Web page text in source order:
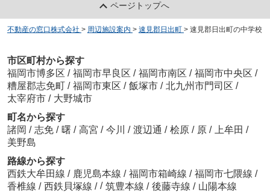
ページトップへ
不動産の窓口株式会社 > 周辺施設案内 > 速見郡日出町 > 速見郡日出町の中学校
市区町村から探す
福岡市博多区 / 福岡市早良区 / 福岡市南区 / 福岡市中央区 /
糟屋郡志免町 / 福岡市東区 / 飯塚市 / 北九州市門司区 /
太宰府市 / 大野城市
町名から探す
諸岡 / 志免 / 曙 / 高宮 / 今川 / 渡辺通 / 桧原 / 原 / 上牟田 /
美野島
路線から探す
西鉄大牟田線 / 鹿児島本線 / 福岡市箱崎線 / 福岡市七隈線 /
香椎線 / 西鉄貝塚線 / / 筑豊本線 / 後藤寺線 / 山陽本線